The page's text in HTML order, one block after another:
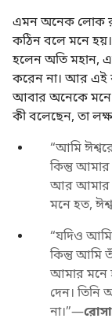
এমন অনেক লোক
কঠিন বলে মনে
হলেন অতি মহান,
করেন না। আর এই
আবার অনেকে মনে
কী বলেছেন, তা
“আমি
কিন্তু
আর আমার
মনে হত,
“যদিও আমি
কিন্তু আমি
আমার মনে
দেন।
না।”—